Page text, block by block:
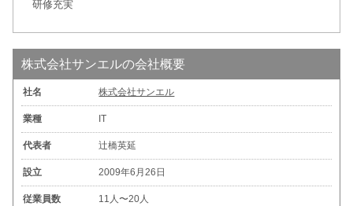
研修充実
株式会社サンエルの会社概要
社名 株式会社サンエル
業種 IT
代表者 辻橋英延
設立 2009年6月26日
従業員数 11人〜20人